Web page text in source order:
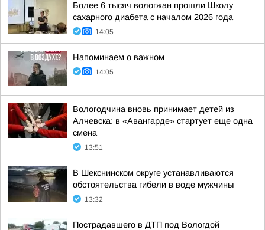
Более 6 тысяч вологжан прошли Школу
сахарного диабета с началом 2026 года
14:05
Напоминаем о важном
14:05
Вологодчина вновь принимает детей из
Алчевска: в «Авангарде» стартует еще одна
смена
13:51
В Шекснинском округе устанавливаются
обстоятельства гибели в воде мужчины
13:32
Пострадавшего в ДТП под Вологдой